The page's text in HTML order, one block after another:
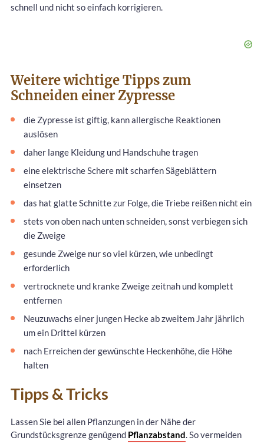
schnell und nicht so einfach korrigieren.
Weitere wichtige Tipps zum
Schneiden einer Zypresse
die Zypresse ist giftig, kann allergische Reaktionen
auslösen
daher lange Kleidung und Handschuhe tragen
eine elektrische Schere mit scharfen Sägeblättern
einsetzen
das hat glatte Schnitte zur Folge, die Triebe reißen nicht ein
stets von oben nach unten schneiden, sonst verbiegen sich
die Zweige
gesunde Zweige nur so viel kürzen, wie unbedingt
erforderlich
vertrocknete und kranke Zweige zeitnah und komplett
entfernen
Neuzuwachs einer jungen Hecke ab zweitem Jahr jährlich
um ein Drittel kürzen
nach Erreichen der gewünschte Heckenhöhe, die Höhe
halten
Tipps & Tricks
Lassen Sie bei allen Pflanzungen in der Nähe der
Grundstücksgrenze genügend Pflanzabstand. So vermeiden